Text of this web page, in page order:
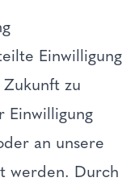
Einwilligung
zu
an unsere
werden. Durch